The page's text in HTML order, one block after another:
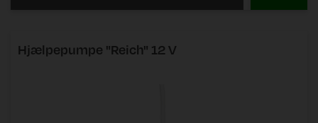
Hjælpepumpe "Reich" 12 V